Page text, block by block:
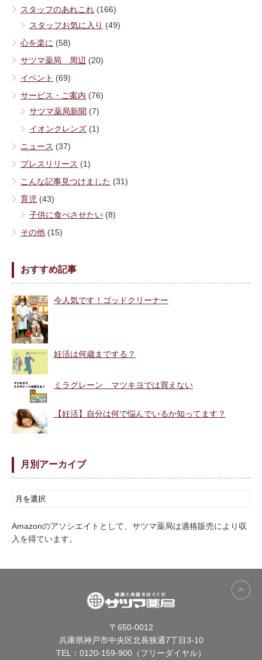
スタッフのあれこれ (166)
スタッフお気に入り (49)
心を楽に (58)
サツマ薬局 周辺 (20)
イベント (69)
サービス・ご案内 (76)
サツマ薬局新聞 (7)
イオンクレンズ (1)
ニュース (37)
プレスリリース (1)
こんな記事見つけました (31)
育児 (43)
子供に食べさせたい (8)
その他 (15)
おすすめ記事
今人気です！ゴッドクリーナー
妊活は何歳までする？
ミラグレーン マツキヨでは買えない
【妊活】自分は何で悩んでいるか知ってます？
月別アーカイブ
Amazonのアソシエイトとして、サツマ薬局は適格販売により収
入を得ています。
〒650-0012
兵庫県神戸市中央区北長狭通7丁目3-10
TEL： 0120-159-900（フリーダイヤル）